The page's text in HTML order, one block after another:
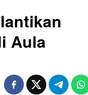
Aula